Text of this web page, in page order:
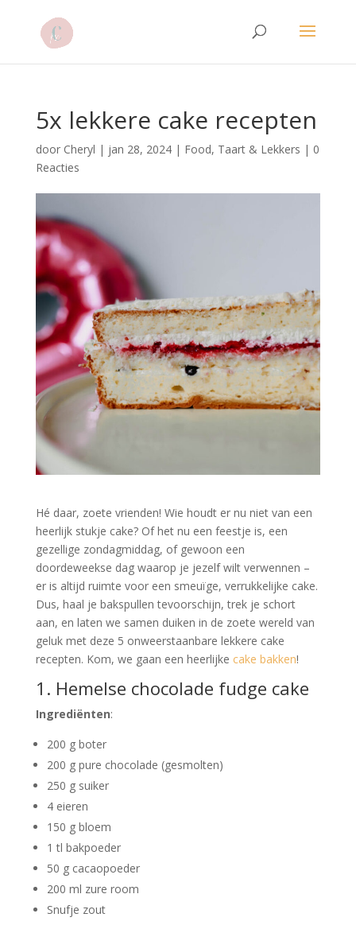
5x lekkere cake recepten
door Cheryl | jan 28, 2024| Food, Taart & Lekkers | 0
Reacties
Hé daar, zoete vrienden! Wie houdt er nu niet van een
heerlijk stukje cake? Of het nu een feestje is, een
gezellige zondagmiddag, of gewoon een
doordeweekse dag waarop je jezelf wilt verwennen –
er is altijd ruimte voor een smeuïge, verrukkelijke cake.
Dus, haal je bakspullen tevoorschijn, trek je schort
aan, en laten we samen duiken in de zoete wereld van
geluk met deze 5 onweerstaanbare lekkere cake
recepten. Kom, we gaan een heerlijke cake bakken!
1. Hemelse chocolade fudge cake
Ingrediënten:
200 g boter
200 g pure chocolade (gesmolten)
250 g suiker
4 eieren
150 g bloem
1 tl bakpoeder
50 g cacaopoeder
200 ml zure room
Snufje zout